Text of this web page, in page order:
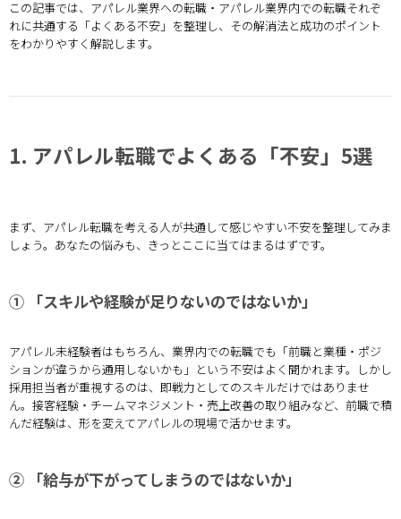
この記事では、アパレル業界への転職・アパレル業界内での転職それぞ
れに共通する「よくある不安」を整理し、その解消法と成功のポイント
をわかりやすく解説します。
1. アパレル転職でよくある「不安」5選
まず、アパレル転職を考える人が共通して感じやすい不安を整理してみま
しょう。あなたの悩みも、きっとここに当てはまるはずです。
① 「スキルや経験が足りないのではないか」
アパレル未経験者はもちろん、業界内での転職でも「前職と業種・ポジ
ションが違うから通用しないかも」という不安はよく聞かれます。しかし
採用担当者が重視するのは、即戦力としてのスキルだけではありませ
ん。接客経験・チームマネジメント・売上改善の取り組みなど、前職で積
んだ経験は、形を変えてアパレルの現場で活かせます。
② 「給与が下がってしまうのではないか」